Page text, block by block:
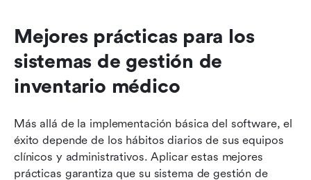
Mejores prácticas para los
sistemas de gestión de
inventario médico
Más allá de la implementación básica del software, el
éxito depende de los hábitos diarios de sus equipos
clínicos y administrativos. Aplicar estas mejores
prácticas garantiza que su sistema de gestión de